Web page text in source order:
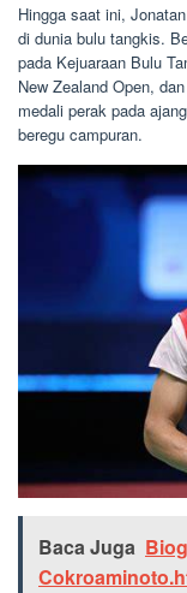
Hingga saat ini,
di dunia bulu tangkis.
pada Kejuaraan Bulu
New Zealand Open,
medali perak pada
beregu campuran.
Baca Juga